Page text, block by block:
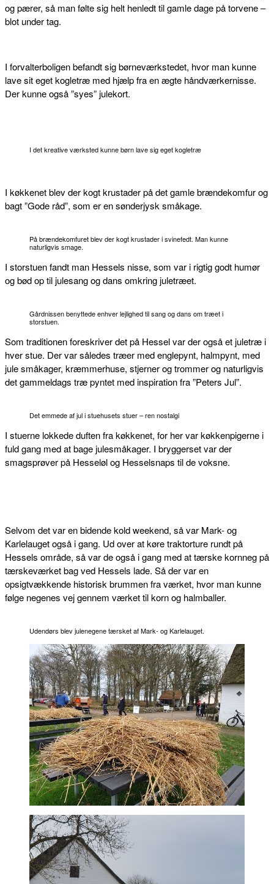
og pærer, så man følte sig helt henledt til gamle dage på torvene –
blot under tag.
I forvalterboligen befandt sig børneværkstedet, hvor man kunne
lave sit eget kogletræ med hjælp fra en ægte håndværkernisse.
Der kunne også ”syes” julekort.
I det kreative værksted kunne børn lave sig eget kogletræ
I køkkenet blev der kogt krustader på det gamle brændekomfur og
bagt ”Gode råd”, som er en sønderjysk småkage.
På brændekomfuret blev der kogt krustader i svinefedt. Man kunne
naturligvis smage.
I storstuen fandt man Hessels nisse, som var i rigtig godt humør
og bød op til julesang og dans omkring juletræet.
Gårdnissen benyttede enhver lejlighed til sang og dans om træet i
storstuen.
Som traditionen foreskriver det på Hessel var der også et juletræ i
hver stue. Der var således træer med englepynt, halmpynt, med
jule småkager, kræmmerhuse, stjerner og trommer og naturligvis
det gammeldags træ pyntet med inspiration fra ”Peters Jul”.
Det emmede af jul i stuehusets stuer – ren nostalgi
I stuerne lokkede duften fra køkkenet, for her var køkkenpigerne i
fuld gang med at bage julesmåkager. I bryggerset var der
smagsprøver på Hesseløl og Hesselsnaps til de voksne.
Selvom det var en bidende kold weekend, så var Mark- og
Karlelauget også i gang. Ud over at køre traktorture rundt på
Hessels område, så var de også i gang med at tærske kornneg på
tærskeværket bag ved Hessels lade. Så der var en
opsigtvækkende historisk brummen fra værket, hvor man kunne
følge negenes vej gennem værket til korn og halmballer.
Udendørs blev julenegene tærsket af Mark- og Karlelauget.